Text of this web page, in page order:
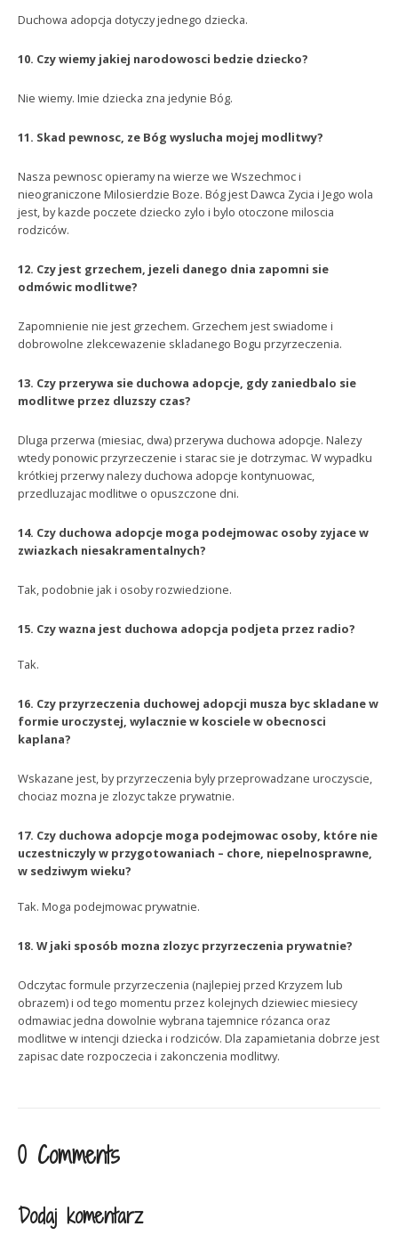
Duchowa adopcja dotyczy jednego dziecka.
10. Czy wiemy jakiej narodowosci bedzie dziecko?
Nie wiemy. Imie dziecka zna jedynie Bóg.
11. Skad pewnosc, ze Bóg wyslucha mojej modlitwy?
Nasza pewnosc opieramy na wierze we Wszechmoc i
nieograniczone Milosierdzie Boze. Bóg jest Dawca Zycia i Jego wola
jest, by kazde poczete dziecko zylo i bylo otoczone miloscia
rodziców.
12. Czy jest grzechem, jezeli danego dnia zapomni sie
odmówic modlitwe?
Zapomnienie nie jest grzechem. Grzechem jest swiadome i
dobrowolne zlekcewazenie skladanego Bogu przyrzeczenia.
13. Czy przerywa sie duchowa adopcje, gdy zaniedbalo sie
modlitwe przez dluzszy czas?
Dluga przerwa (miesiac, dwa) przerywa duchowa adopcje. Nalezy
wtedy ponowic przyrzeczenie i starac sie je dotrzymac. W wypadku
krótkiej przerwy nalezy duchowa adopcje kontynuowac,
przedluzajac modlitwe o opuszczone dni.
14. Czy duchowa adopcje moga podejmowac osoby zyjace w
zwiazkach niesakramentalnych?
Tak, podobnie jak i osoby rozwiedzione.
15. Czy wazna jest duchowa adopcja podjeta przez radio?
Tak.
16. Czy przyrzeczenia duchowej adopcji musza byc skladane w
formie uroczystej, wylacznie w kosciele w obecnosci
kaplana?
Wskazane jest, by przyrzeczenia byly przeprowadzane uroczyscie,
chociaz mozna je zlozyc takze prywatnie.
17. Czy duchowa adopcje moga podejmowac osoby, które nie
uczestniczyly w przygotowaniach – chore, niepelnosprawne,
w sedziwym wieku?
Tak. Moga podejmowac prywatnie.
18. W jaki sposób mozna zlozyc przyrzeczenia prywatnie?
Odczytac formule przyrzeczenia (najlepiej przed Krzyzem lub
obrazem) i od tego momentu przez kolejnych dziewiec miesiecy
odmawiac jedna dowolnie wybrana tajemnice rózanca oraz
modlitwe w intencji dziecka i rodziców. Dla zapamietania dobrze jest
zapisac date rozpoczecia i zakonczenia modlitwy.
0 Comments
Dodaj komentarz